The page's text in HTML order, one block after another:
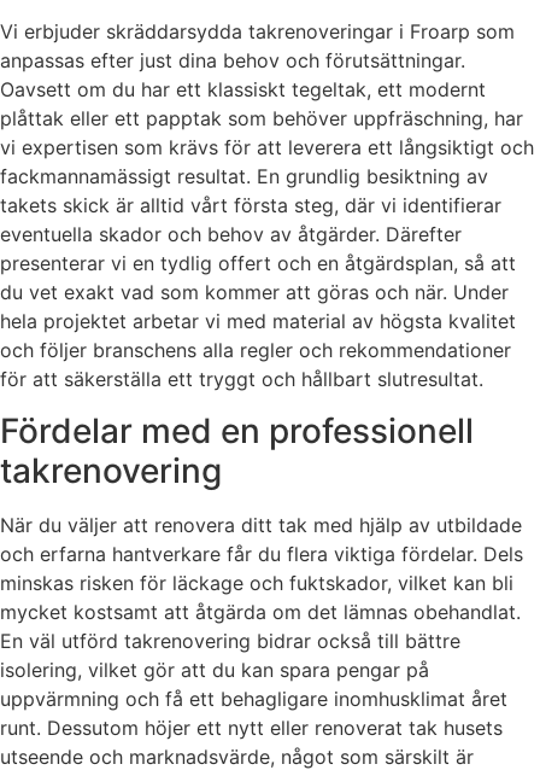
Vi erbjuder skräddarsydda takrenoveringar i Froarp som
anpassas efter just dina behov och förutsättningar.
Oavsett om du har ett klassiskt tegeltak, ett modernt
plåttak eller ett papptak som behöver uppfräschning, har
vi expertisen som krävs för att leverera ett långsiktigt och
fackmannamässigt resultat. En grundlig besiktning av
takets skick är alltid vårt första steg, där vi identifierar
eventuella skador och behov av åtgärder. Därefter
presenterar vi en tydlig offert och en åtgärdsplan, så att
du vet exakt vad som kommer att göras och när. Under
hela projektet arbetar vi med material av högsta kvalitet
och följer branschens alla regler och rekommendationer
för att säkerställa ett tryggt och hållbart slutresultat.
Fördelar med en professionell
takrenovering
När du väljer att renovera ditt tak med hjälp av utbildade
och erfarna hantverkare får du flera viktiga fördelar. Dels
minskas risken för läckage och fuktskador, vilket kan bli
mycket kostsamt att åtgärda om det lämnas obehandlat.
En väl utförd takrenovering bidrar också till bättre
isolering, vilket gör att du kan spara pengar på
uppvärmning och få ett behagligare inomhusklimat året
runt. Dessutom höjer ett nytt eller renoverat tak husets
utseende och marknadsvärde, något som särskilt är